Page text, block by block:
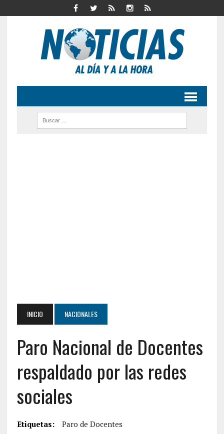
INICIO NACIONALES
Paro Nacional de Docentes
respaldado por las redes
sociales
Etiquetas: Paro de Docentes